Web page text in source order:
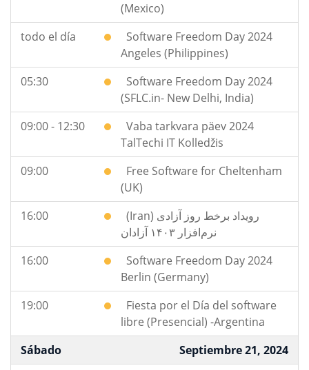
(Mexico)
todo el día
Software Freedom Day 2024
Angeles (Philippines)
05:30
Software Freedom Day 2024
(SFLC.in- New Delhi, India)
09:00 - 12:30
Vaba tarkvara päev 2024
TalTechi IT Kolledžis
09:00
Free Software for Cheltenham
(UK)
16:00
(Iran) رویداد برخط روز آزادی
نرم‌افزار ۱۴۰۳ آزادان
16:00
Software Freedom Day 2024
Berlin (Germany)
19:00
Fiesta por el Día del software
libre (Presencial) -Argentina
Sábado
Septiembre 21, 2024